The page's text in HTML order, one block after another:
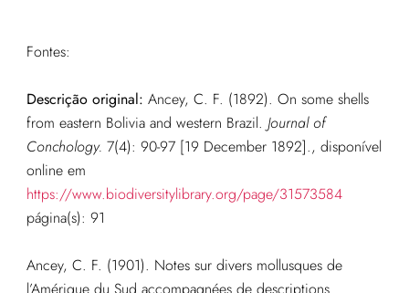
Fontes:
Descrição original: Ancey, C. F. (1892). On some shells
from eastern Bolivia and western Brazil. Journal of
Conchology. 7(4): 90-97 [19 December 1892]., disponível
online em
https://www.biodiversitylibrary.org/page/31573584
página(s): 91
Ancey, C. F. (1901). Notes sur divers mollusques de